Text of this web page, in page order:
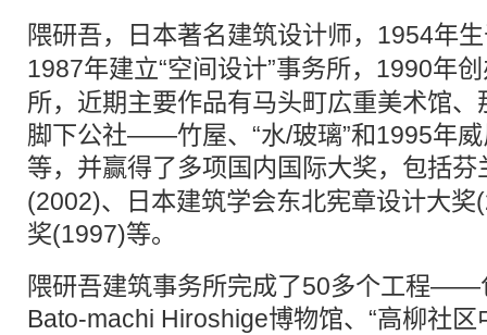
隈研吾，日本著名建筑设计师，1954年
1987年建立“空间设计”事务所，1990年
所，近期主要作品有马头町広重美术馆
脚下公社——竹屋、“水/玻璃”和1995年威
等，并赢得了多项国内国际大奖，包括芬
(2002)、日本建筑学会东北宪章设计大
奖(1997)等。
隈研吾建筑事务所完成了50多个工程——
Bato-machi Hiroshige博物馆、“高柳社区